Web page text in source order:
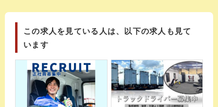
この求人を見ている人は、以下の求人も見て
います